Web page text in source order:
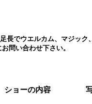
でウエルカム、マジック
問い合わせ下さい。
ショーの内容